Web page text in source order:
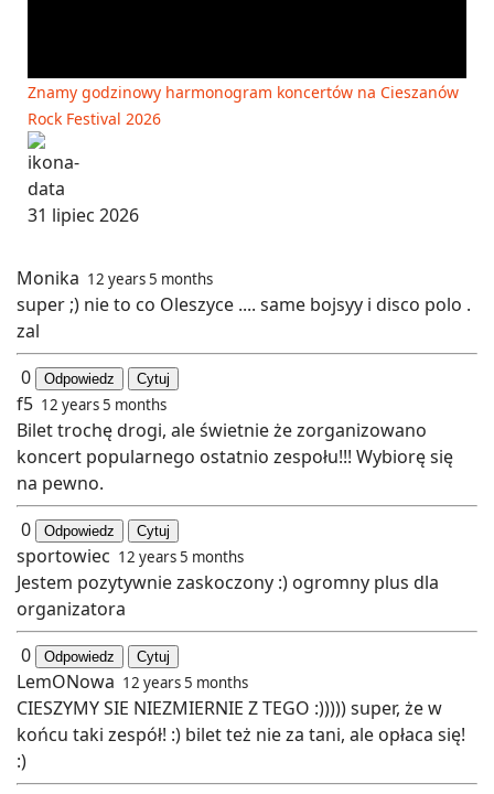
Znamy godzinowy harmonogram koncertów na Cieszanów
Rock Festival 2026
31 lipiec 2026
Monika 12 years 5 months
super ;) nie to co Oleszyce .... same bojsyy i disco polo .
zal
0
Odpowiedz Cytuj
f5 12 years 5 months
Bilet trochę drogi, ale świetnie że zorganizowano
koncert popularnego ostatnio zespołu!!! Wybiorę się
na pewno.
0
Odpowiedz Cytuj
sportowiec 12 years 5 months
Jestem pozytywnie zaskoczony :) ogromny plus dla
organizatora
0
Odpowiedz Cytuj
LemONowa 12 years 5 months
CIESZYMY SIE NIEZMIERNIE Z TEGO :))))) super, że w
końcu taki zespół! :) bilet też nie za tani, ale opłaca się!
:)